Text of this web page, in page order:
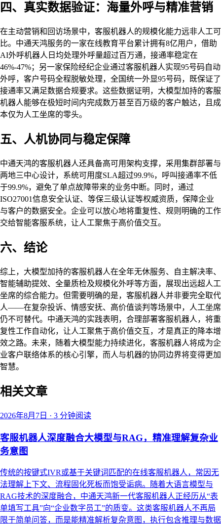
四、真实数据验证：海量外呼与精准营销
在主动营销和回访场景中，客服机器人的规模化能力远非人工可
比。中通天鸿服务的一家在线教育平台累计拥有8亿用户，借助
AI外呼机器人日均处理外呼量超过百万通，接通率稳定在
46%-47%；另一家保险经纪企业通过客服机器人实现95号码自动
外呼，客户号码全程脱敏处理，全国统一外显95号码，既保证了
接通率又满足数据合规要求。这些数据证明，大模型加持的客服
机器人能够在极短时间内完成数万甚至百万级的客户触达，且成
本仅为人工坐席的零头。
五、人机协同与稳定保障
中通天鸿的客服机器人还具备高可用架构支撑，采用集群部署与
两地三中心设计，系统可用度SLA超过99.9%，呼叫接通率不低
于99.9%，避免了单点故障带来的业务中断。同时，通过
ISO27001信息安全认证、等保三级认证等权威资质，保障企业
与客户的数据安全。企业可以放心地将重复性、规则明确的工作
交给智能客服系统，让人工聚焦于高价值交互。
六、结论
综上，大模型加持的客服机器人在全年无休服务、自主解决率、
智能辅助提效、全量质检及规模化外呼等方面，展现出远超人工
坐席的综合能力。但需要明确的是，客服机器人并非要完全取代
人——在复杂投诉、情感安抚、高价值谈判等场景中，人工坐席
仍不可替代。中通天鸿的实践表明，合理部署客服机器人，将重
复性工作自动化，让人工聚焦于高价值交互，才是真正的降本增
效之路。未来，随着大模型能力持续进化，客服机器人将成为企
业客户联络体系的核心引擎，而人与机器的协同边界将变得更加
智慧。
相关文章
2026年8月7日 · 3 分钟阅读
客服机器人深度融合大模型与RAG，精准理解复杂业
务意图
传统的按键式IVR或基于关键词匹配的在线客服机器人，常因无
法理解上下文、流程固化死板而饱受诟病。随着大语言模型与
RAG技术的深度融合，中通天鸿新一代客服机器人正经历从“表
单填写工具”向“企业数字员工”的质变。这类客服机器人不再局
限于简单问答，而是能精准解析复杂意图，执行包含推理与数据